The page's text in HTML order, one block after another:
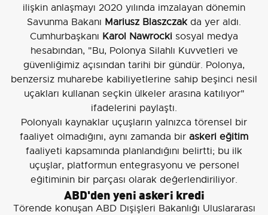
ilişkin anlaşmayı 2020 yılında imzalayan dönemin
Savunma Bakanı Mariusz Blaszczakda yer aldı.
Cumhurbaşkanı Karol Nawrocki sosyal medya
hesabından, "Bu, Polonya Silahlı Kuvvetleri ve
güvenliğimiz açısından tarihi bir gündür. Polonya,
benzersiz muharebe kabiliyetlerine sahip beşinci nesil
uçakları kullanan seçkin ülkeler arasına katılıyor"
ifadelerini paylaştı.
Polonyalı kaynaklar uçuşların yalnızca törensel bir
faaliyet olmadığını, aynı zamanda bir askeri eğitim
faaliyeti kapsamında planlandığını belirtti; bu ilk
uçuşlar, platformun entegrasyonu ve personel
eğitiminin bir parçası olarak değerlendiriliyor.
ABD'den yeni askeri kredi
Törende konuşan ABD Dışişleri Bakanlığı Uluslararası